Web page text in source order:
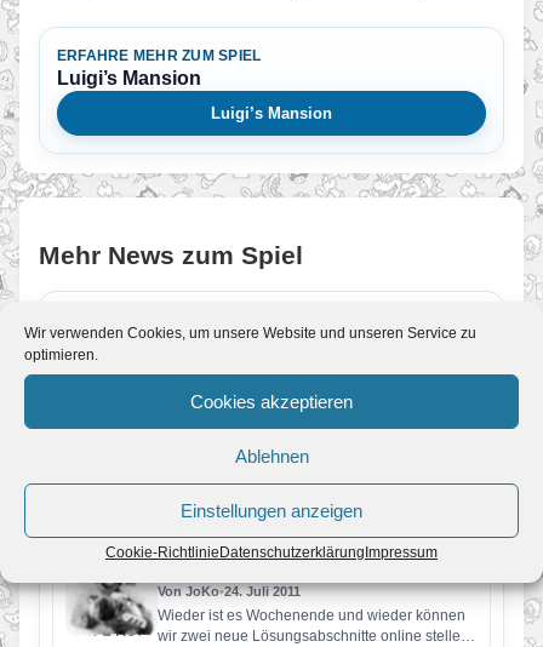
Wir verwenden Cookies, um unsere Website und unseren Service zu
optimieren.
Cookies akzeptieren
Ablehnen
Einstellungen anzeigen
Cookie-Richtlinie Datenschutzerklärung Impressum
ERFAHRE MEHR ZUM SPIEL
Luigi’s Mansion
Luigi’s Mansion
Mehr News zum Spiel
Update der Woche
Diesen Monat können wir eine zweite
Komplettlösung beenden. Nachdem wir bereits
Update der Woche
Heute setzen wir unsere Komplettlösung zu
Luigi’s Mansion fort. Genau erklären wir,…
Update der Woche
Von JoKo•24. Juli 2011
Wieder ist es Wochenende und wieder können
wir zwei neue Lösungsabschnitte online stellen.